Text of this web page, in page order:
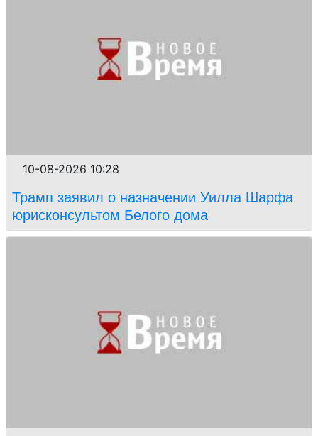
10-08-2026 10:28
Трамп заявил о назначении Уилла Шарфа
юрисконсультом Белого дома